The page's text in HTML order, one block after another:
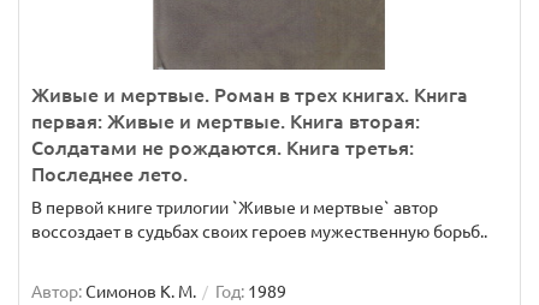
Живые и мертвые. Роман в трех книгах. Книга
первая: Живые и мертвые. Книга вторая:
Солдатами не рождаются. Книга третья:
Последнее лето.
В первой книге трилогии `Живые и мертвые` автор
воссоздает в судьбах своих героев мужественную борьб..
Автор:Симонов К. М. Год: 1989